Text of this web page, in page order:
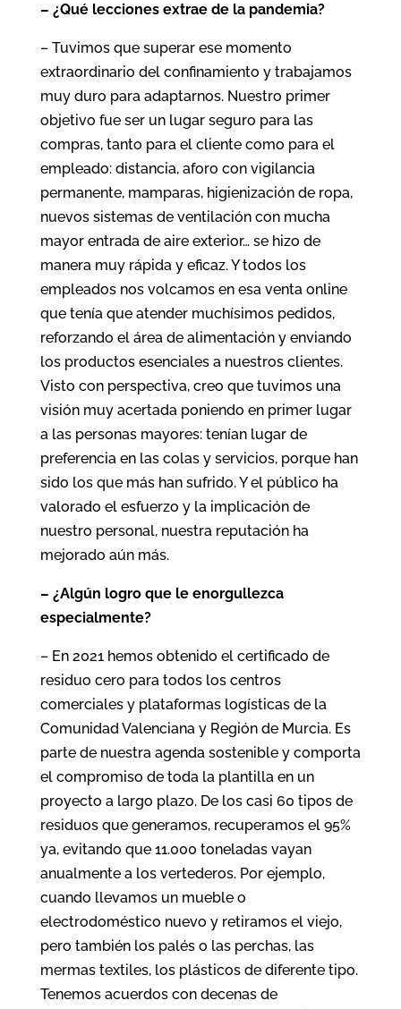
– ¿Qué lecciones extrae de la pandemia?
– Tuvimos que superar ese momento
extraordinario del confinamiento y trabajamos
muy duro para adaptarnos. Nuestro primer
objetivo fue ser un lugar seguro para las
compras, tanto para el cliente como para el
empleado: distancia, aforo con vigilancia
permanente, mamparas, higienización de ropa,
nuevos sistemas de ventilación con mucha
mayor entrada de aire exterior… se hizo de
manera muy rápida y eficaz. Y todos los
empleados nos volcamos en esa venta online
que tenía que atender muchísimos pedidos,
reforzando el área de alimentación y enviando
los productos esenciales a nuestros clientes.
Visto con perspectiva, creo que tuvimos una
visión muy acertada poniendo en primer lugar
a las personas mayores: tenían lugar de
preferencia en las colas y servicios, porque han
sido los que más han sufrido. Y el público ha
valorado el esfuerzo y la implicación de
nuestro personal, nuestra reputación ha
mejorado aún más.
– ¿Algún logro que le enorgullezca
especialmente?
– En 2021 hemos obtenido el certificado de
residuo cero para todos los centros
comerciales y plataformas logísticas de la
Comunidad Valenciana y Región de Murcia. Es
parte de nuestra agenda sostenible y comporta
el compromiso de toda la plantilla en un
proyecto a largo plazo. De los casi 60 tipos de
residuos que generamos, recuperamos el 95%
ya, evitando que 11.000 toneladas vayan
anualmente a los vertederos. Por ejemplo,
cuando llevamos un mueble o
electrodoméstico nuevo y retiramos el viejo,
pero también los palés o las perchas, las
mermas textiles, los plásticos de diferente tipo.
Tenemos acuerdos con decenas de